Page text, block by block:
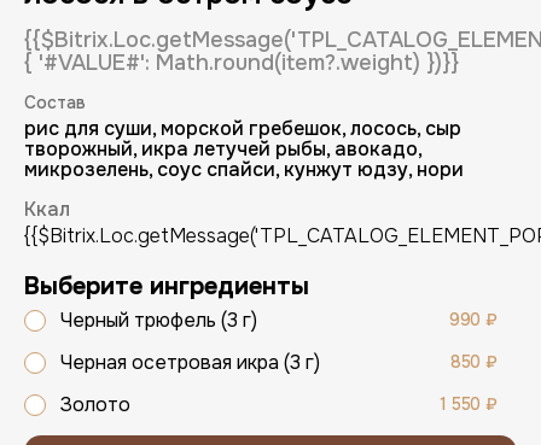
Регистрация
Имя (обязательно)
E-mail (обязательно)
{ '#VALUE#': Math.round(item?.weight) })}}
Состав
рис для суши, морской гребешок, лосось, сыр
творожный, икра летучей рыбы, авокадо,
микрозелень, соус спайси, кунжут юдзу, нори
Ккал
Выберите ингредиенты
Черный трюфель (3 г) 990 ₽
Черная осетровая икра (3 г) 850 ₽
Золото 1 550 ₽